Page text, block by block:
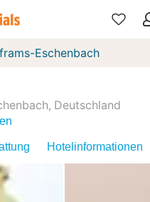
Meine
Eschenbach
Deutschland
Hotelinformationen